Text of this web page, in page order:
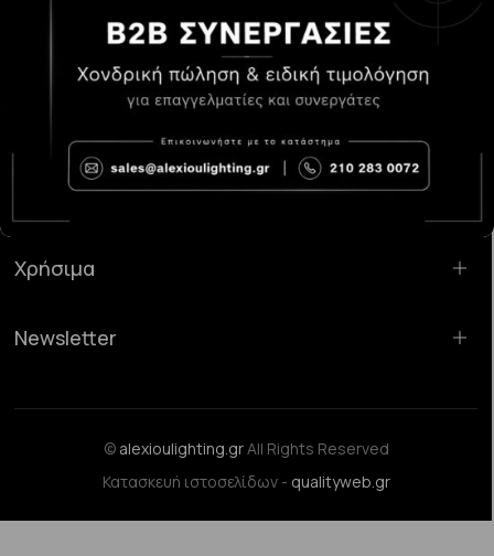
Κατάστημα Χαλάνδρι:Σαρανταπόρου 55, 15232, Χαλάνδρι
sales@alexioulighting.gr
210 283 0072
6983123181
Χρήσιμα
Newsletter
© alexioulighting.grAll Rights Reserved
Κατασκευή ιστοσελίδων - qualityweb.gr